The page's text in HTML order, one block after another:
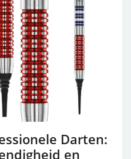
Darten:
en